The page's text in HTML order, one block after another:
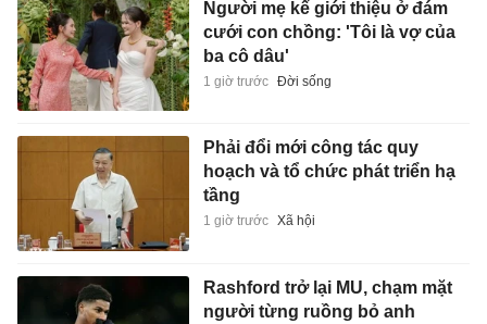
Người mẹ kế giới thiệu ở đám
cưới con chồng: 'Tôi là vợ của
ba cô dâu'
1 giờ trước Đời sống
Phải đổi mới công tác quy
hoạch và tổ chức phát triển hạ
tầng
1 giờ trước Xã hội
Rashford trở lại MU, chạm mặt
người từng ruồng bỏ anh